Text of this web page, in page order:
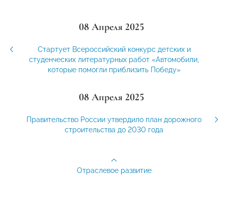
08 Апреля 2025
Стартует Всероссийский конкурс детских и
студенческих литературных работ «Автомобили,
которые помогли приблизить Победу»
08 Апреля 2025
Правительство России утвердило план дорожного
строительства до 2030 года
Отраслевое развитие